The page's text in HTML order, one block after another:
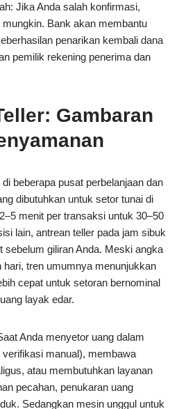
Jika Anda salah konfirmasi,
Bank akan membantu
penarikan kembali dana
pemilik rekening penerima dan
Gambaran
beberapa pusat perbelanjaan dan
dibutuhkan untuk setor tunai di
menit per transaksi untuk 30–50
lain, antrean teller pada jam sibuk
sebelum giliran Anda. Meski angka
hari, tren umumnya menunjukkan
cepat untuk setoran bernominal
layak edar.
Anda menyetor uang dalam
manual), membawa
atau membutuhkan layanan
pecahan, penukaran uang
Sedangkan mesin unggul untuk